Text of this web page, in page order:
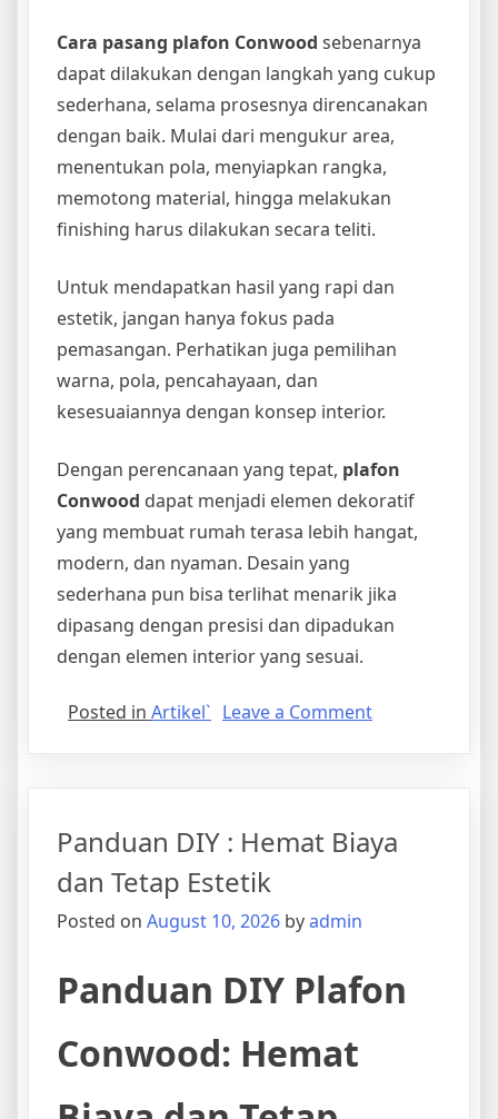
Cara pasang plafon Conwood sebenarnya
dapat dilakukan dengan langkah yang cukup
sederhana, selama prosesnya direncanakan
dengan baik. Mulai dari mengukur area,
menentukan pola, menyiapkan rangka,
memotong material, hingga melakukan
finishing harus dilakukan secara teliti.
Untuk mendapatkan hasil yang rapi dan
estetik, jangan hanya fokus pada
pemasangan. Perhatikan juga pemilihan
warna, pola, pencahayaan, dan
kesesuaiannya dengan konsep interior.
Dengan perencanaan yang tepat, plafon
Conwood dapat menjadi elemen dekoratif
yang membuat rumah terasa lebih hangat,
modern, dan nyaman. Desain yang
sederhana pun bisa terlihat menarik jika
dipasang dengan presisi dan dipadukan
dengan elemen interior yang sesuai.
Posted in Artikel` Leave a Commenton
dengan
Panduan DIY : Hemat Biaya
dan Tetap Estetik
Posted on August 10, 2026 byadmin
Panduan DIY Plafon
Conwood: Hemat